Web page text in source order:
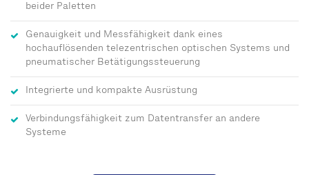
beider Paletten
Genauigkeit und Messfähigkeit dank eines
hochauflösenden telezentrischen optischen Systems und
pneumatischer Betätigungssteuerung
Integrierte und kompakte Ausrüstung
Verbindungsfähigkeit zum Datentransfer an andere
Systeme